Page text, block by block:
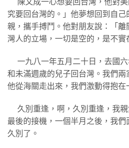
陳文成一心想要回台灣，他對美
究要回台灣的。」他夢想回到自
親，攜手搏鬥。他對朋友說：「
灣人的立場，一切是空的，是不
一九八一年五月二十日，去國六
和未滿週歲的兒子回台灣。我們
他從海關走出來，我們激動得抱在
久別重逢，啊，久別重逢，我親
最後的接機，一個半月之後，我
久別了。